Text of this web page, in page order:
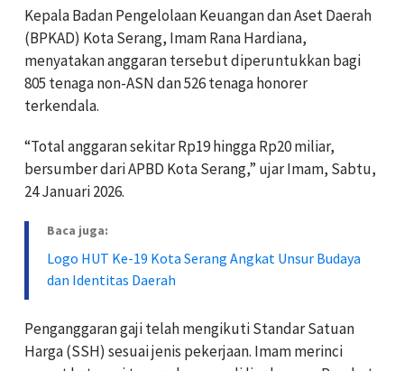
Kepala Badan Pengelolaan Keuangan dan Aset Daerah
(BPKAD) Kota Serang, Imam Rana Hardiana,
menyatakan anggaran tersebut diperuntukkan bagi
805 tenaga non-ASN dan 526 tenaga honorer
terkendala.
“Total anggaran sekitar Rp19 hingga Rp20 miliar,
bersumber dari APBD Kota Serang,” ujar Imam, Sabtu,
24 Januari 2026.
Baca juga:
Logo HUT Ke-19 Kota Serang Angkat Unsur Budaya
dan Identitas Daerah
Penganggaran gaji telah mengikuti Standar Satuan
Harga (SSH) sesuai jenis pekerjaan. Imam merinci